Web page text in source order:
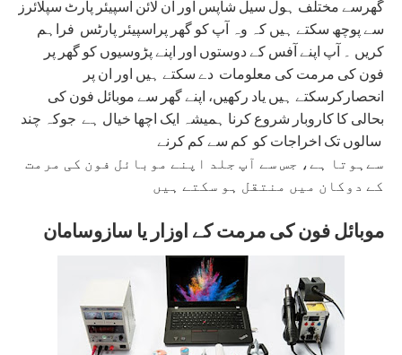
گھرسے مختلف ہول سیل شاپس اور آن لائن اسپیئر پارٹ سپلائرز
سے پوچھ سکتے ہیں کہ وہ آپ کو گھر پراسپیئر پارٹس فراہم
کریں ۔ آپ اپنے آفس کے دوستوں اور اپنے پڑوسیوں کو گھر پر
فون کی مرمت کی معلومات دے سکتے ہیں اور ان پر
انحصارکرسکتے ہیں یاد رکھیں، اپنے گھر سے موبائل فون کی
بحالی کا کاروبار شروع کرنا ہمیشہ ایک اچھا خیال ہے جوکہ چند
سےہوتا ہے، جس سے آپ جلد اپنے موبائل فون کی مرمت
کے دوکان میں منتقل ہو سکتے ہیں
موبائل فون کی مرمت کے اوزار یا سازوسامان